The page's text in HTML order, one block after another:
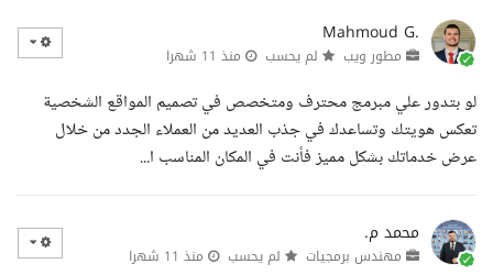
Mahmoud G.
مطور ويب لم يحسب منذ 11 شهرا
لو بتدور علي مبرمج محترف ومتخصص في تصميم المواقع الشخصية
تعكس هويتك وتساعدك في جذب العديد من العملاء الجدد من خلال
عرض خدماتك بشكل مميز فأنت في المكان المناسب ا...
محمد م.
مهندس برمجيات لم يحسب منذ 11 شهرا